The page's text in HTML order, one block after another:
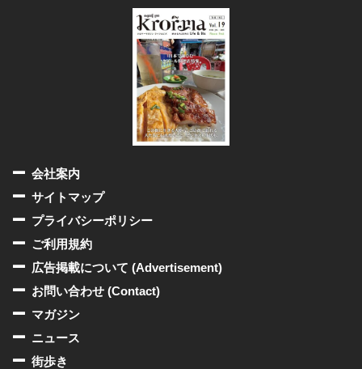
会社案内
サイトマップ
プライバシーポリシー
ご利用規約
広告掲載について (Advertisement)
お問い合わせ (Contact)
マガジン
ニュース
街歩き